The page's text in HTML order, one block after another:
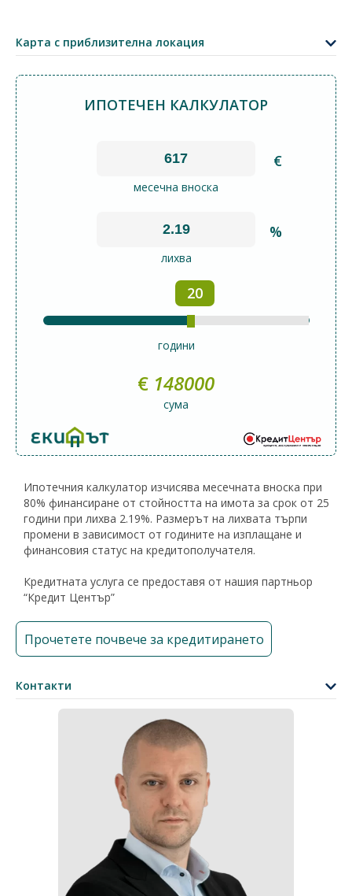
Карта с приблизителна локация
ИПОТЕЧЕН КАЛКУЛАТОР
€
месечна вноска
%
лихва
20
години
€ 148000
сума
Ипотечния калкулатор изчисява месечната вноска при
80% финансиране от стойността на имота за срок от 25
години при лихва 2.19%. Размерът на лихвата търпи
промени в зависимост от годините на изплащане и
финансовия статус на кредитополучателя.
Кредитната услуга се предоставя от нашия партньор
“Кредит Център”
Прочетете почвече за кредитирането
Контакти